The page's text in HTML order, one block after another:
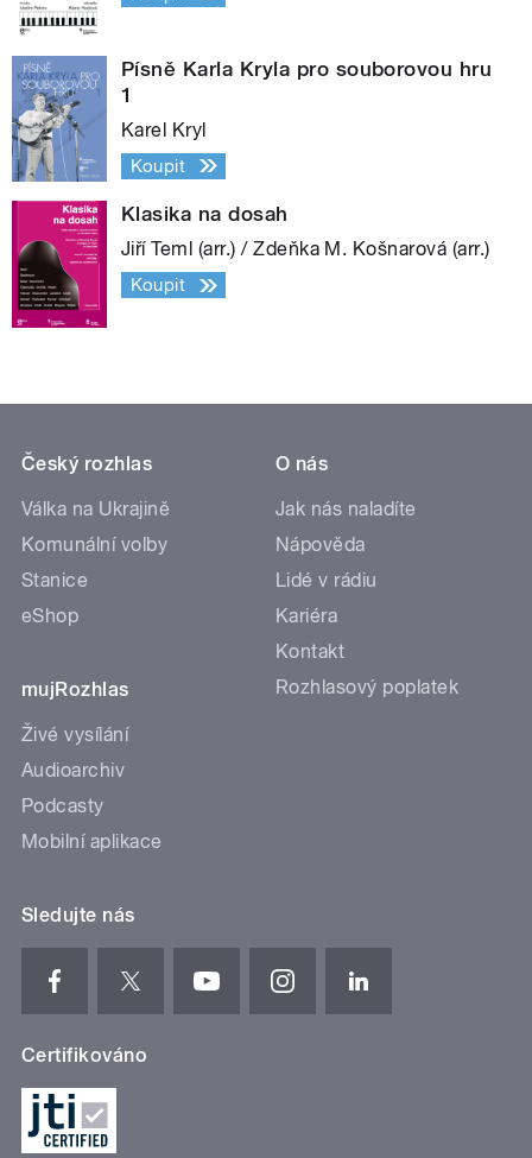
Písně Karla Kryla pro souborovou hru
1
Karel Kryl
Koupit
Klasika na dosah
Jiří Teml (arr.) / Zdeňka M. Košnarová (arr.)
Koupit
Český rozhlas
Válka na Ukrajině
Komunální volby
Stanice
eShop
mujRozhlas
Živé vysílání
Audioarchiv
Podcasty
Mobilní aplikace
O nás
Jak nás naladíte
Nápověda
Lidé v rádiu
Kariéra
Kontakt
Rozhlasový poplatek
Sledujte nás
Certifikováno